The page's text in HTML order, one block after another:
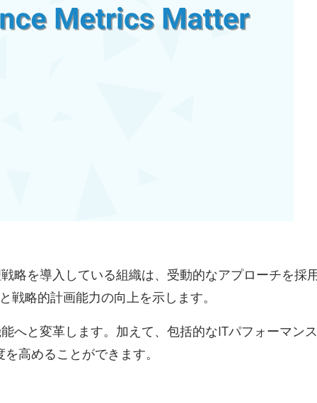
略を導入している組織は、受動的なアプローチを採
略的計画能力の向上を示します。
へと変革します。加えて、包括的なITパフォーマン
高めることができます。